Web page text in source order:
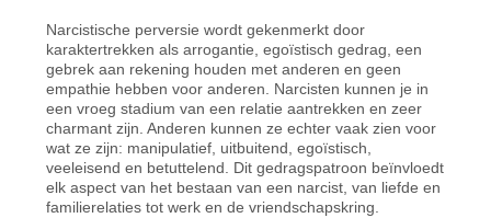
Narcistische perversie wordt gekenmerkt door
karaktertrekken als arrogantie, egoïstisch gedrag, een
gebrek aan rekening houden met anderen en geen
empathie hebben voor anderen. Narcisten kunnen je in
een vroeg stadium van een relatie aantrekken en zeer
charmant zijn. Anderen kunnen ze echter vaak zien voor
wat ze zijn: manipulatief, uitbuitend, egoïstisch,
veeleisend en betuttelend. Dit gedragspatroon beïnvloedt
elk aspect van het bestaan van een narcist, van liefde en
familierelaties tot werk en de vriendschapskring.